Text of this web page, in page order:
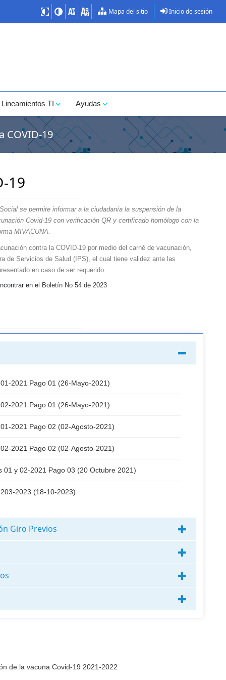
Mapa del sitio Inicio de sesión
Lineamientos TI Ayudas
COVID-19
19
se permite informar a la ciudadanía la suspensión de la
Covid-19 con verificación QR y certificado homólogo con la
MIVACUNA.
contra la COVID-19 por medio del carné de vacunación,
de Servicios de Salud (IPS), el cual tiene validez ante las
en caso de ser requerido.
en el
Boletín No 54 de 2023
2021 Pago 01 (26-Mayo-2021)
2021 Pago 01 (26-Mayo-2021)
2021 Pago 02 (02-Agosto-2021)
2021 Pago 02 (02-Agosto-2021)
01 y 02-2021 Pago 03 (20 Octubre 2021)
2023 (18-10-2023)
Giro Previos
de la vacuna Covid-19 2021-2022